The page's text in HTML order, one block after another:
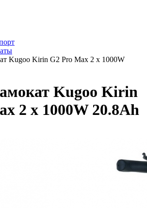
Kugoo Kirin G2 Pro Max 2 х 1000W
Kugoo Kirin
2 х 1000W 20.8Ah